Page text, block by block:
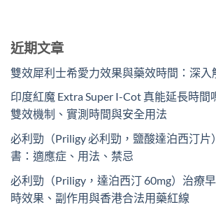
近期文章
雙效犀利士希愛力效果與藥效時間：深入
印度紅魔 Extra Super I-Cot 真能延長時間
雙效機制、實測時間與安全用法
必利勁（Priligy 必利勁，鹽酸達泊西汀片
書：適應症、用法、禁忌
必利勁（Priligy，達泊西汀 60mg）治療
時效果、副作用與香港合法用藥紅線